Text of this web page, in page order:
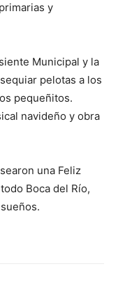
y
Municipal y la
pelotas a los
pequeñitos.
navideño y obra
una Feliz
Boca del Río,